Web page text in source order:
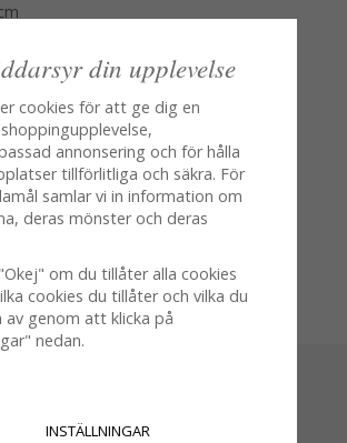
utan blomma eller ljus
adressen
kontakta vår
din upplevelse
cookies för att ge dig en
annonsering och för hålla
tillförlitliga och säkra. För
samlar vi in information om
deras mönster och deras
om du tillåter alla cookies
cookies du tillåter och vilka du
av genom att klicka på
nedan.
INSTÄLLNINGAR